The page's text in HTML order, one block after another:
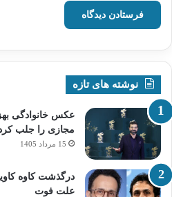
نوشته های تازه
عکس خانوادگی
مجازی را جلب
15 مرداد 1405
درگذشت کاوه
علت فوت